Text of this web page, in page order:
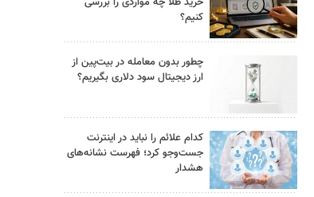
کنیم؟
چطور بدون معامله در بیت‌پین از
ارز دیجیتال سود دلاری بگیریم؟
کدام علائم را نباید در اینترنت
جست‌وجو کرد؛ فهرست نشانه‌های
هشدار